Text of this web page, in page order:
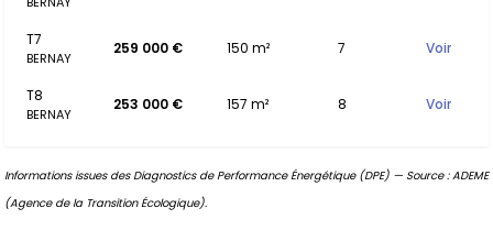
T7
BERNAY
259 000 € 150 m² 7 Voir
T8
BERNAY
253 000 € 157 m² 8 Voir
Informations issues des Diagnostics de Performance Énergétique (DPE) — Source : ADEME
(Agence de la Transition Écologique).